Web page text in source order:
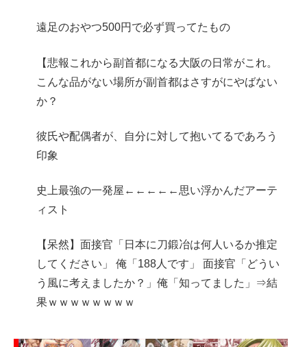
遠足のおやつ500円で必ず買ってたもの
【悲報これから副首都になる大阪の日常がこれ。
こんな品がない場所が副首都はさすがにやばない
か？
彼氏や配偶者が、自分に対して抱いてるであろう
印象
史上最強の一発屋←←←←←思い浮かんだアーテ
ィスト
【呆然】面接官「日本に刀鍛冶は何人いるか推定
してください」 俺「188人です」 面接官「どうい
う風に考えましたか？」俺「知ってました」⇒結
果ｗｗｗｗｗｗｗｗ